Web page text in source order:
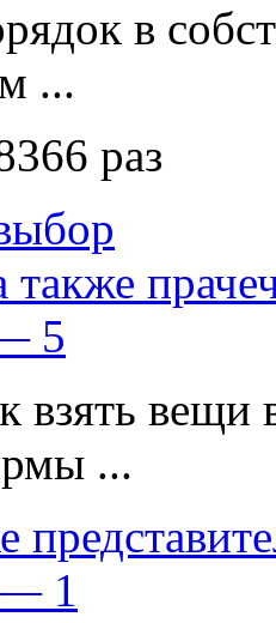
в
...
раз
5
взять
...
— 1